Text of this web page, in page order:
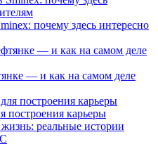
почему здесь интересно
— и как на самом деле
построения карьеры